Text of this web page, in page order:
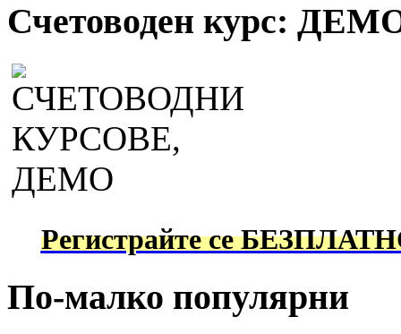
Счетоводен курс:
Регистрайте се
По-малко популярни